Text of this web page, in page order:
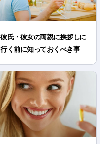
彼氏・彼女の両親に挨拶しに
行く前に知っておくべき事